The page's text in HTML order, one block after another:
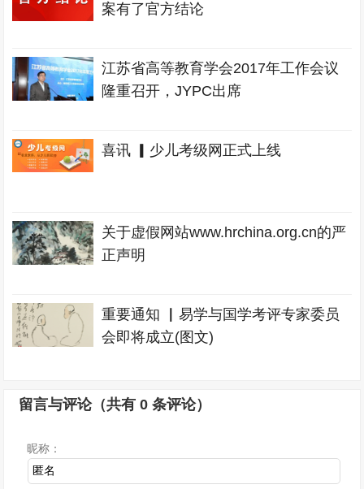
案有了官方结论
江苏省高等教育学会2017年工作会议
隆重召开，JYPC出席
喜讯 ▎少儿考级网正式上线
关于虚假网站www.hrchina.org.cn的严
正声明
重要通知 ▏易学与国学考评专家委员
会即将成立(图文)
留言与评论（共有0 条评论）
昵称：